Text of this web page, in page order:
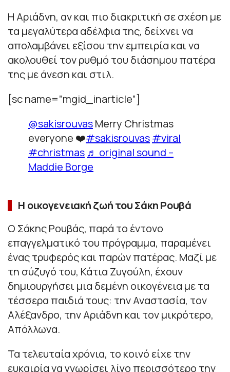
Η Αριάδνη, αν και πιο διακριτική σε σχέση με
τα μεγαλύτερα αδέλφια της, δείχνει να
απολαμβάνει εξίσου την εμπειρία και να
ακολουθεί τον ρυθμό του διάσημου πατέρα
της με άνεση και στιλ.
[sc name=”mgid_inarticle”]
@sakisrouvasMerry Christmas
everyone ❤️#sakisrouvas#viral
#christmas ♬ original sound –
Maddie Borge
Η οικογενειακή ζωή του Σάκη Ρουβά
Ο Σάκης Ρουβάς, παρά το έντονο
επαγγελματικό του πρόγραμμα, παραμένει
ένας τρυφερός και παρών πατέρας. Μαζί με
τη σύζυγό του, Κάτια Ζυγούλη, έχουν
δημιουργήσει μια δεμένη οικογένεια με τα
τέσσερα παιδιά τους: την Αναστασία, τον
Αλέξανδρο, την Αριάδνη και τον μικρότερο,
Απόλλωνα.
Τα τελευταία χρόνια, το κοινό είχε την
ευκαιρία να γνωρίσει λίγο περισσότερο την